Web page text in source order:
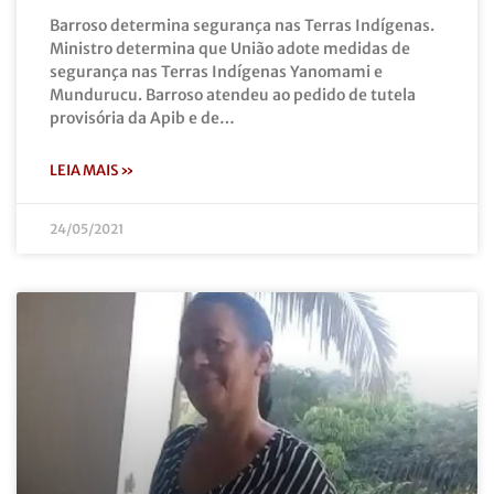
Barroso determina segurança nas Terras Indígenas.
Ministro determina que União adote medidas de
segurança nas Terras Indígenas Yanomami e
Mundurucu. Barroso atendeu ao pedido de tutela
provisória da Apib e de…
LEIA MAIS »
24/05/2021